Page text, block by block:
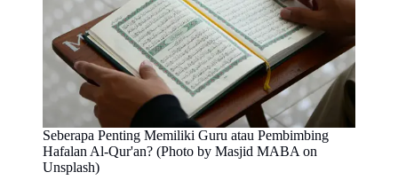
Seberapa Penting Memiliki Guru atau Pembimbing
Hafalan Al-Qur'an? (Photo by Masjid MABA on
Unsplash)